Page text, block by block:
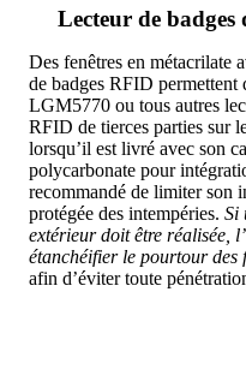
Lecteur de badges
Des fenêtres en métacrilate
de badges RFID
LGM5770 ou tous autres
RFID de tierces parties sur
lorsqu’il est livré avec son
polycarbonate pour
recommandé de limiter son
protégée des intempéries. Si
extérieur doit être réalisée,
étanchéifier le pourtour des
afin d’éviter toute